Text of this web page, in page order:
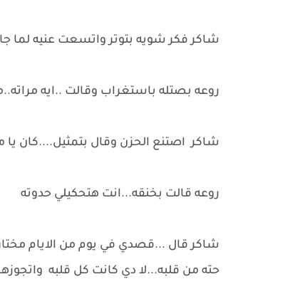
شاكر فكر شويه بتوتر واتسعت عنيه لما
روعه بصتله باستغراب وقالت ..ايه
شاكر اصتنع الحزن وقال بتمثيل....كان يا
روعه قالت بخنقه...انت هتحكيلي حدوته
شاكر قال ...قصدي في يوم من الايام
حته من قلبه...لا دي كانت كل قلبه